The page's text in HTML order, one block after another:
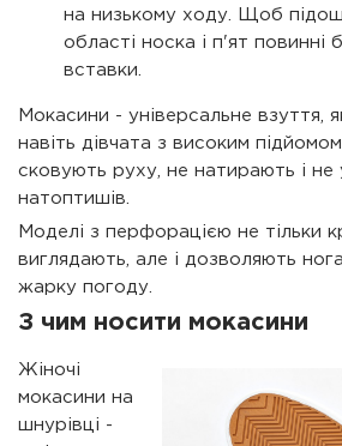
на низькому ходу. Щоб
області носка і п'ят повинні
вставки.
Мокасини - універсальне взуття,
навіть дівчата з високим
сковують руху, не натирають і
натоптишів.
Моделі з перфорацією не тільки
виглядають, але і дозволяють
жарку погоду.
З чим носити мокасини
Жіночі
мокасини на
шнурівці -